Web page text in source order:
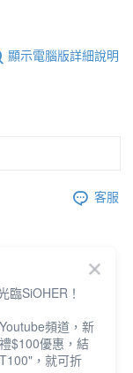
顯示電腦版詳細說明
客服
臨SiOHER！
頻道，新
$100優惠，結
，就可折